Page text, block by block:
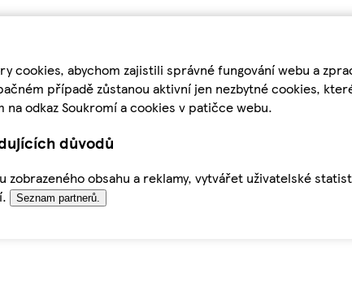
cookies, abychom zajistili správné fungování webu a
případě zůstanou aktivní jen nezbytné cookies,
na odkaz Soukromí a cookies v patičce webu.
důvodů
obsahu a reklamy, vytvářet uživatelské
Seznam partnerů.